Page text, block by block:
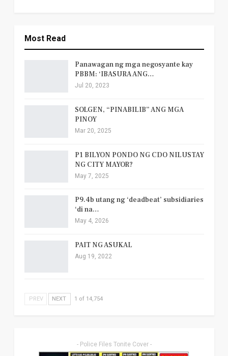
Most Read
Panawagan ng mga negosyante kay
PBBM: ‘IBASURA ANG…
Jul 20, 2023
SOLGEN, “PINABILIB” ANG MGA
PINOY
Mar 20, 2025
P1 BILYON PONDO NG CDO NILUSTAY
NG CITY MAYOR?
May 7, 2025
P9.4b utang ng ‘deadbeat’ subsidiaries
‘di na…
May 4, 2026
PAIT NG ASUKAL
Aug 19, 2022
PREV NEXT 1 of 14,754
- Police Files Tonite Cover -